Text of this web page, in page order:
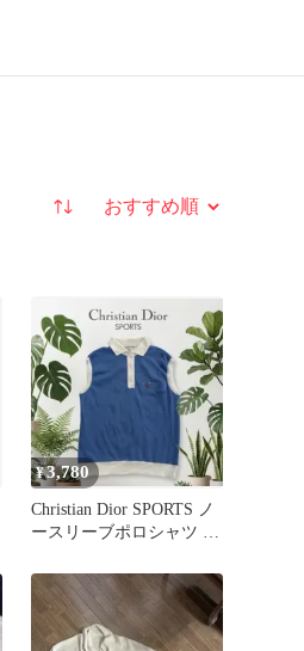
並び替え
¥3,780
Christian Dior SPORTS ノ
ースリーブポロシャツ ワ